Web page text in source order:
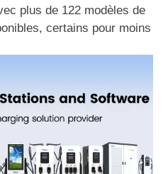
plus de 122 modèles de
certains pour moins